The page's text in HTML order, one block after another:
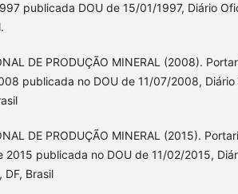
publicada DOU de 15/01/1997, Diário
DE PRODUÇÃO MINERAL (2008).
publicada no DOU de 11/07/2008, Diário
DE PRODUÇÃO MINERAL (2015).
publicada no DOU de 11/02/2015,
DF, Brasil